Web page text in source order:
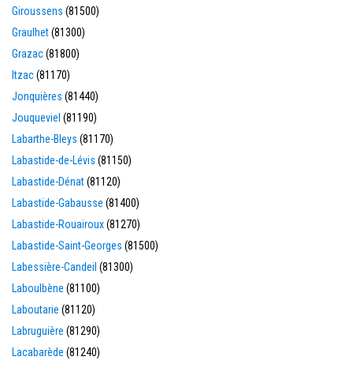
Giroussens (81500)
Graulhet(81300)
Grazac(81800)
Itzac(81170)
Jonquières (81440)
Jouqueviel (81190)
Labarthe-Bleys (81170)
Labastide-de-Lévis (81150)
Labastide-Dénat(81120)
Labastide-Gabausse (81400)
Labastide-Rouairoux(81270)
Labastide-Saint-Georges (81500)
Labessière-Candeil (81300)
Laboulbène (81100)
Laboutarie (81120)
Labruguière (81290)
Lacabarède (81240)